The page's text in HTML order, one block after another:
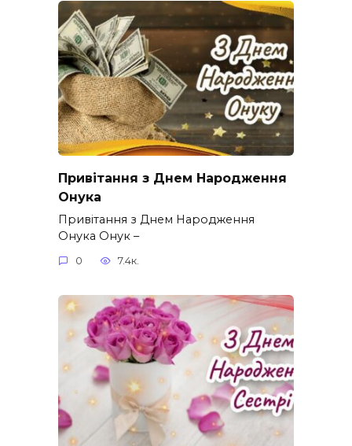
Привітання з Днем Народження
Онука
Привітання з Днем Народження
Онука Онук –
0 7.4к.